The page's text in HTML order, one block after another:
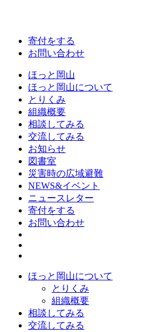
寄付をする
お問い合わせ
ほっと岡山
ほっと岡山について
とりくみ
組織概要
相談してみる
交流してみる
お知らせ
図書室
災害時の広域避難
NEWS&イベント
ニュースレター
寄付をする
お問い合わせ
ほっと岡山について
とりくみ
組織概要
相談してみる
交流してみる